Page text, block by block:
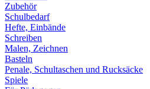
Zubehör
Schulbedarf
Hefte, Einbände
Schreiben
Malen, Zeichnen
Basteln
Penale, Schultaschen und Rucksäcke
Spiele